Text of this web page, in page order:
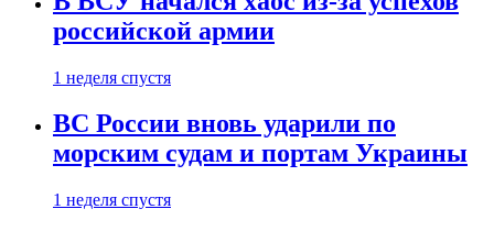
российской армии
1 неделя спустя
ВС России вновь ударили по
морским судам и портам Украины
1 неделя спустя